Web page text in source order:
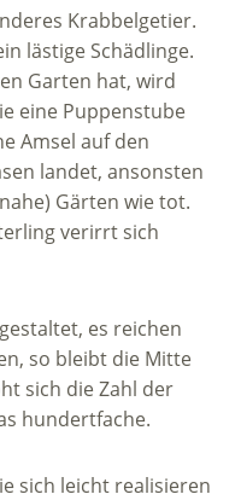
Krabbelgetier.
lästige Schädlinge.
Garten hat, wird
eine Puppenstube
Amsel auf den
landet, ansonsten
Gärten wie tot.
verirrt sich
es reichen
so bleibt die Mitte
sich die Zahl der
hundertfache.
sich leicht realisieren